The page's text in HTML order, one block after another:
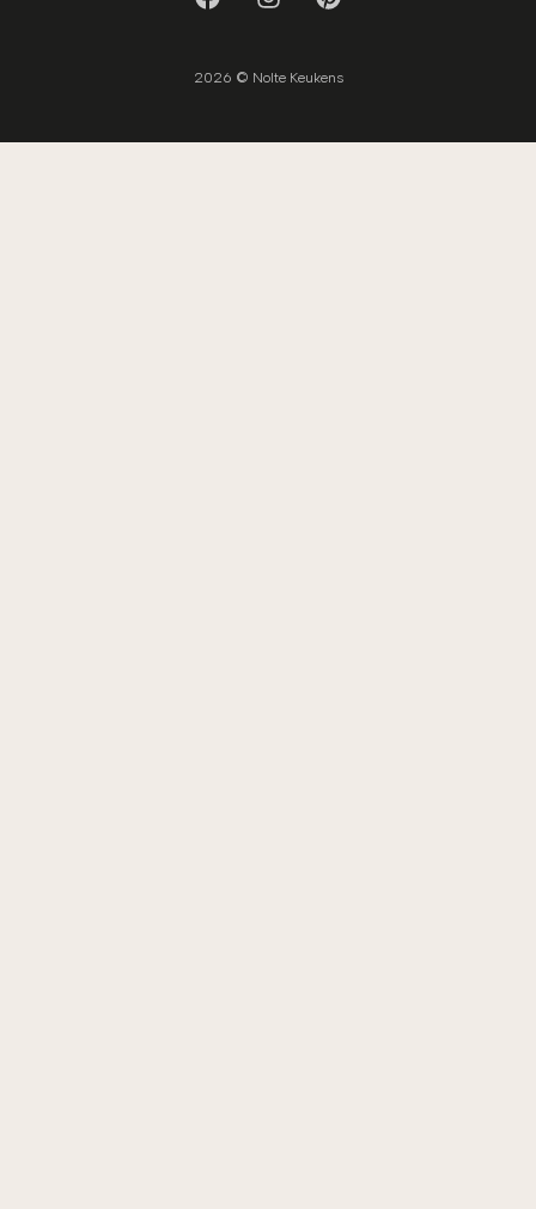
2026 © Nolte Keukens